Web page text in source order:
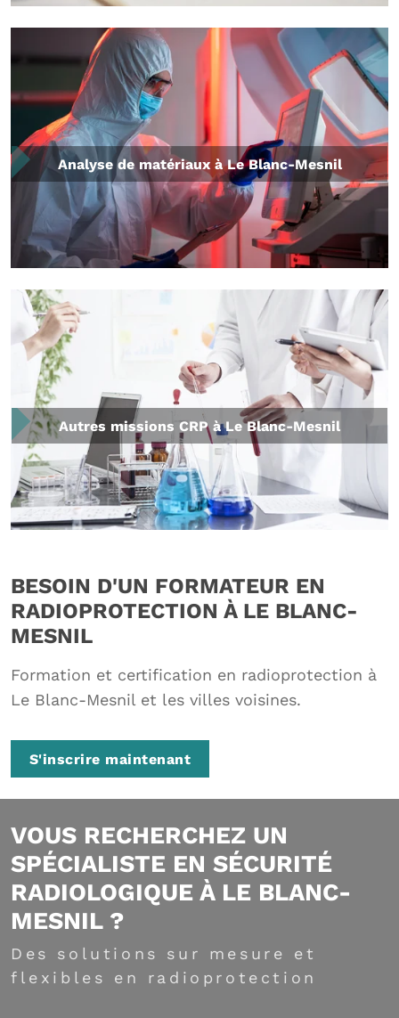
Analyse de matériaux à Le Blanc-Mesnil
Autres missions CRP à Le Blanc-Mesnil
BESOIN D'UN FORMATEUR EN
RADIOPROTECTION À LE BLANC-
MESNIL
Formation et certification en radioprotection à
Le Blanc-Mesnil et les villes voisines.
S'inscrire maintenant
VOUS RECHERCHEZ UN
SPÉCIALISTE EN SÉCURITÉ
RADIOLOGIQUE À LE BLANC-
MESNIL ?
Des solutions sur mesure et
flexibles en radioprotection